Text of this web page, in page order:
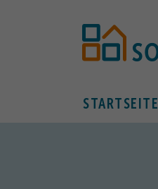
STARTSEITE